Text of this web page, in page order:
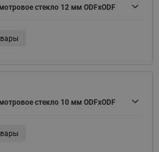
стекло 12 мм ODFxODF
стекло 10 мм ODFxODF